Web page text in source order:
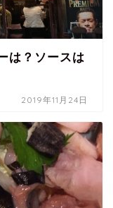
は？ソースは
2019年11月24日